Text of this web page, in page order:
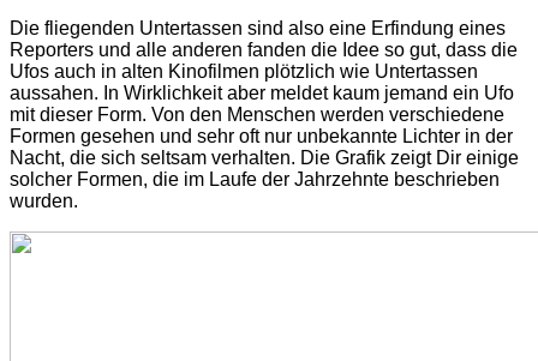
Die fliegenden Untertassen sind also eine Erfindung eines
Reporters und alle anderen fanden die Idee so gut, dass die
Ufos auch in alten Kinofilmen plötzlich wie Untertassen
aussahen. In Wirklichkeit aber meldet kaum jemand ein Ufo
mit dieser Form. Von den Menschen werden verschiedene
Formen gesehen und sehr oft nur unbekannte Lichter in der
Nacht, die sich seltsam verhalten. Die Grafik zeigt Dir einige
solcher Formen, die im Laufe der Jahrzehnte beschrieben
wurden.